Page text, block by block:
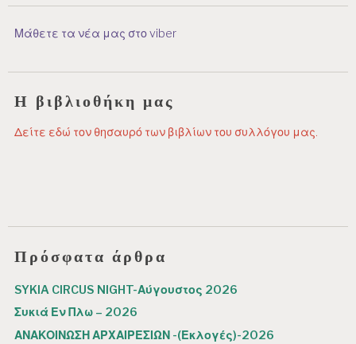
Μάθετε τα νέα μας στο viber
Η βιβλιοθήκη μας
Δείτε εδώ τον θησαυρό των βιβλίων του συλλόγου μας.
Πρόσφατα άρθρα
SYKIA CIRCUS NIGHT-Αύγουστος 2026
Συκιά Εν Πλω – 2026
ΑΝΑΚΟΙΝΩΣΗ ΑΡΧΑΙΡΕΣΙΩΝ -(Εκλογές)-2026